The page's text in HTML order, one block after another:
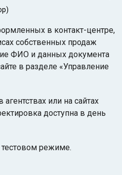
в контакт-центре,
собственных продаж
ФИО и данных документа
в разделе «Управление
или на сайтах
доступна в день
тестовом режиме.